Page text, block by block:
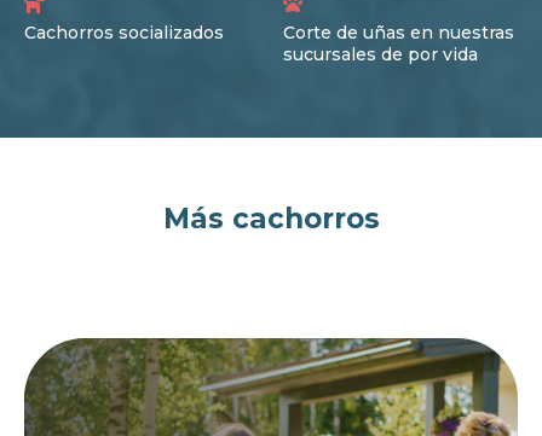
Cachorros socializados
Corte de uñas en nuestras
sucursales de por vida
Más cachorros